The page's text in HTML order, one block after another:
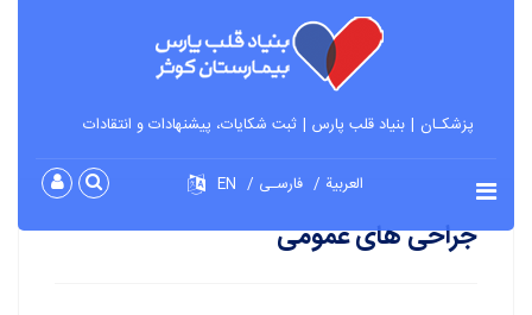
پزشکـان بنیاد قلب پارس ثبت شکایات، پیشنهادات و انتقادات
العربية فارسـی EN
جراحی های عمومی